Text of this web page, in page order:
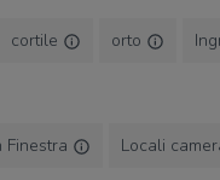
cortile orto
Finestra Locali